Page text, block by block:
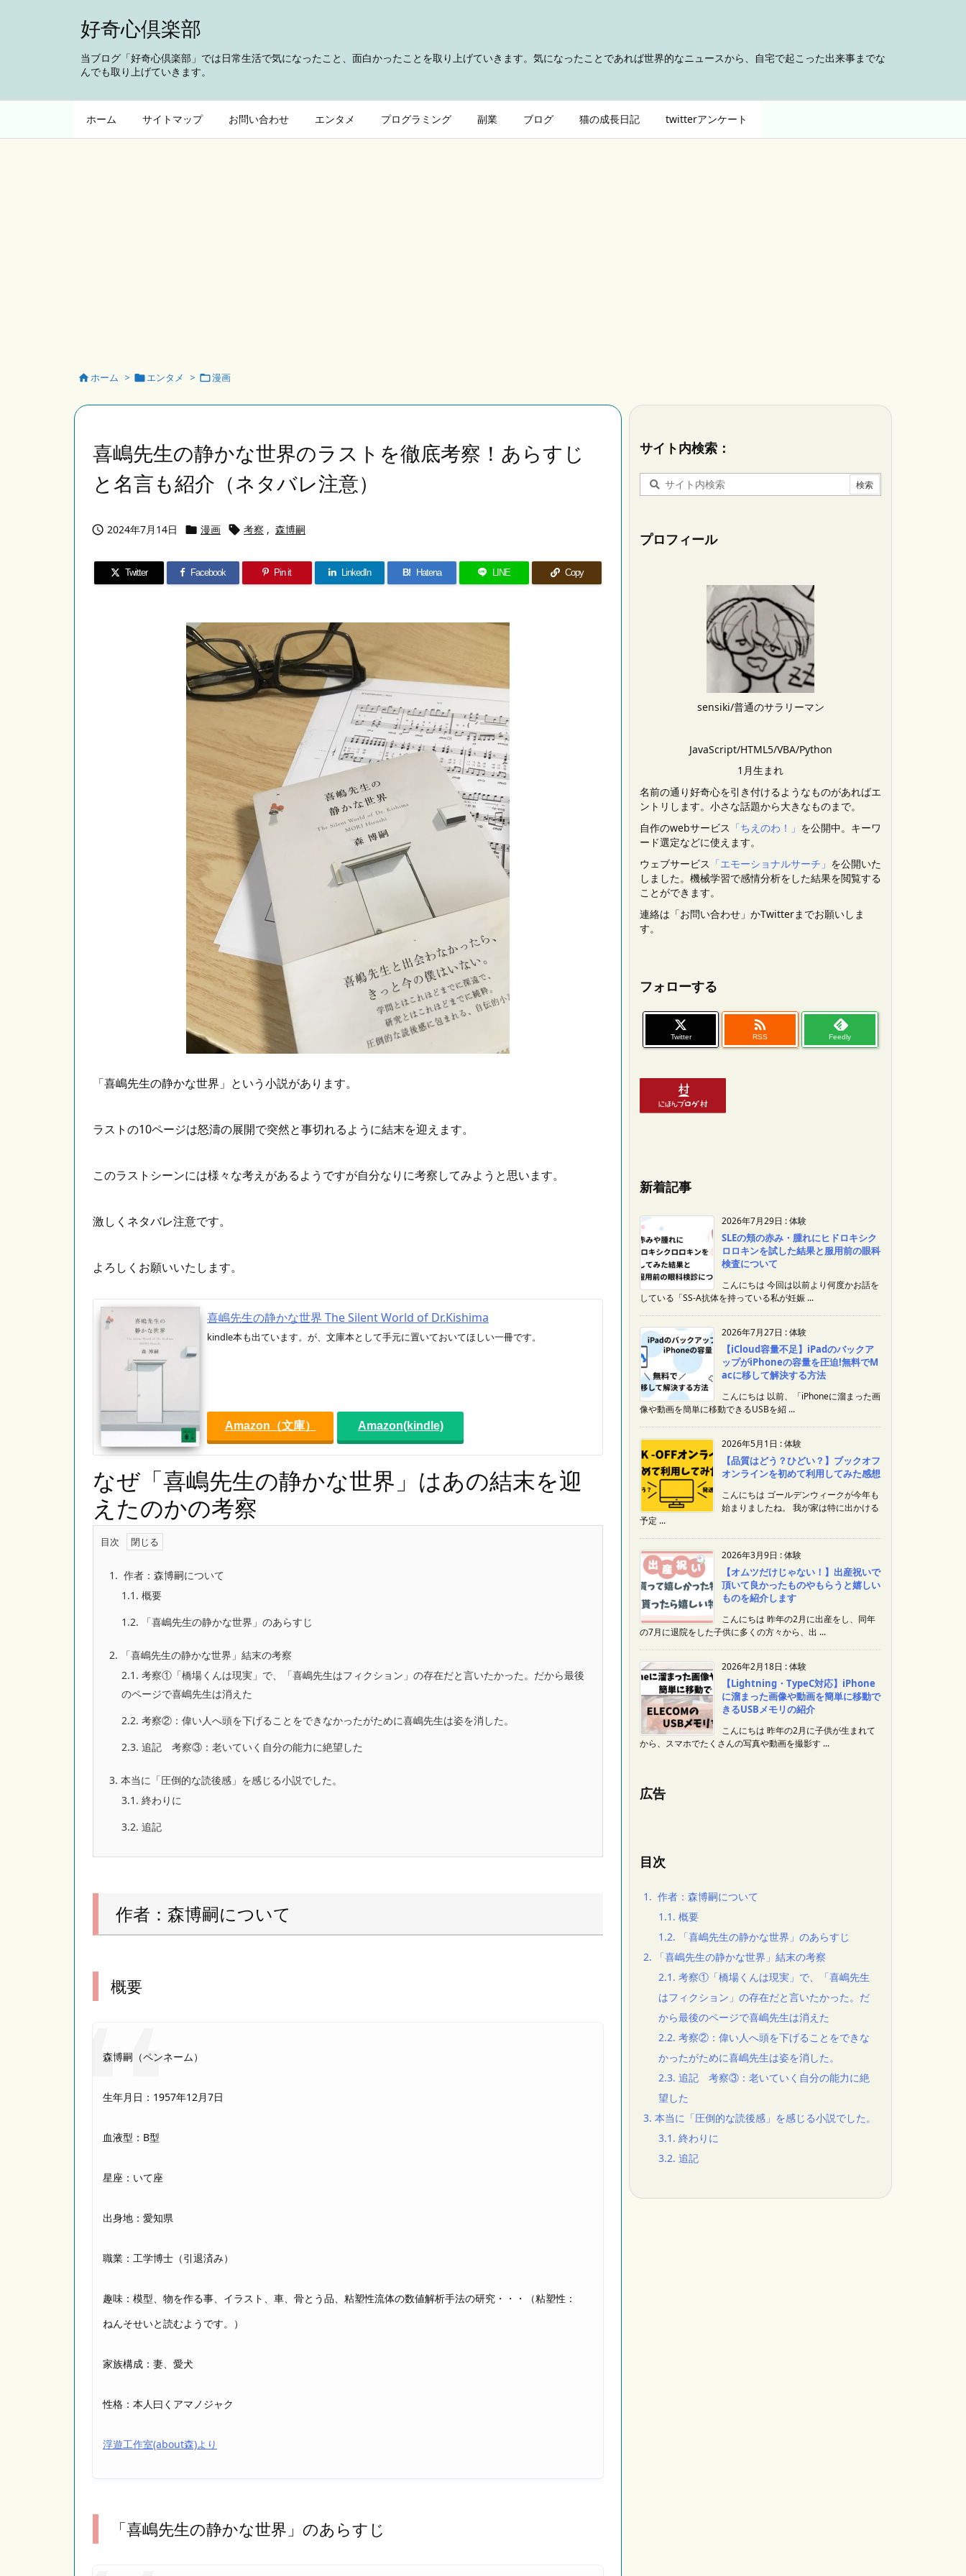
好奇心倶楽部
当ブログ「好奇心倶楽部」では日常生活で気になったこと、面白かったことを取り上げていきます。気になったことであれば世界的なニュースから、自宅で起こった出来事までな
んでも取り上げていきます。
ホーム サイトマップ お問い合わせ エンタメ プログラミング 副業 ブログ 猫の成長日記 twitterアンケート
ホーム > エンタメ > 漫画
喜嶋先生の静かな世界のラストを徹底考察！あらすじ
と名言も紹介（ネタバレ注意）
 2024年7月14日  漫画  考察 , 森博嗣
Twitter Facebook Pin it LinkedIn B! Hatena LINE Copy
「喜嶋先生の静かな世界」という小説があります。
ラストの10ページは怒濤の展開で突然と事切れるように結末を迎えます。
このラストシーンには様々な考えがあるようですが自分なりに考察してみようと思います。
激しくネタバレ注意です。
よろしくお願いいたします。
喜嶋先生の静かな世界 The Silent World of Dr.Kishima
kindle本も出ています。が、文庫本として手元に置いておいてほしい一冊です。
Amazon（文庫） Amazon(kindle)
なぜ「喜嶋先生の静かな世界」はあの結末を迎
えたのかの考察
目次
1. 作者：森博嗣について
1.1. 概要
1.2. 「喜嶋先生の静かな世界」のあらすじ
2. 「喜嶋先生の静かな世界」結末の考察
2.1. 考察①「橋場くんは現実」で、「喜嶋先生はフィクション」の存在だと言いたかった。だから最後
のページで喜嶋先生は消えた
2.2. 考察②：偉い人へ頭を下げることをできなかったがために喜嶋先生は姿を消した。
2.3. 追記 考察③：老いていく自分の能力に絶望した
3. 本当に「圧倒的な読後感」を感じる小説でした。
3.1. 終わりに
3.2. 追記
作者：森博嗣について
概要
森博嗣（ペンネーム）
生年月日：1957年12月7日
血液型：B型
星座：いて座
出身地：愛知県
職業：工学博士（引退済み）
趣味：模型、物を作る事、イラスト、車、骨とう品、粘塑性流体の数値解析手法の研究・・・（粘塑性：
ねんそせいと読むようです。）
家族構成：妻、愛犬
性格：本人曰くアマノジャク
浮遊工作室(about森)より
「喜嶋先生の静かな世界」のあらすじ
サイト内検索：
プロフィール
sensiki/普通のサラリーマン
JavaScript/HTML5/VBA/Python
1月生まれ
名前の通り好奇心を引き付けるようなものがあればエ
ントリします。小さな話題から大きなものまで。
自作のwebサービス 「ちえのわ！」 を公開中。キーワ
ード選定などに使えます。
ウェブサービス 「エモーショナルサーチ」 を公開いた
しました。機械学習で感情分析をした結果を閲覧する
ことができます。
連絡は「お問い合わせ」かTwitterまでお願いしま
す。
フォローする
Twitter

RSS Feedly
新着記事
2026年7月29日 :体験
SLEの頬の赤み・腫れにヒドロキシク
ロロキンを試した結果と服用前の眼科
検査について
こんにちは 今回は以前より何度かお話を
している「SS-A抗体を持っている私が妊娠 ...
2026年7月27日 :体験
【iCloud容量不足】iPadのバックア
ップがiPhoneの容量を圧迫!無料でM
acに移して解決する方法
こんにちは 以前、「iPhoneに溜まった画
像や動画を簡単に移動できるUSBを紹 ...
2026年5月1日 :体験
【品質はどう？ひどい？】ブックオフ
オンラインを初めて利用してみた感想
こんにちは ゴールデンウィークが今年も
始まりましたね。 我が家は特に出かける
予定 ...
2026年3月9日 :体験
【オムツだけじゃない！】出産祝いで
頂いて良かったものやもらうと嬉しい
ものを紹介します
こんにちは 昨年の2月に出産をし、同年
の7月に退院をした子供に多くの方々から、出 ...
2026年2月18日 :体験
【Lightning・TypeC対応】iPhone
に溜まった画像や動画を簡単に移動で
きるUSBメモリの紹介
こんにちは 昨年の2月に子供が生まれて
から、スマホでたくさんの写真や動画を撮影す ...
広告
目次
1. 作者：森博嗣について
1.1. 概要
1.2. 「喜嶋先生の静かな世界」のあらすじ
2. 「喜嶋先生の静かな世界」結末の考察
2.1. 考察①「橋場くんは現実」で、「喜嶋先生
はフィクション」の存在だと言いたかった。だ
から最後のページで喜嶋先生は消えた
2.2. 考察②：偉い人へ頭を下げることをできな
かったがために喜嶋先生は姿を消した。
2.3. 追記 考察③：老いていく自分の能力に絶
望した
3. 本当に「圧倒的な読後感」を感じる小説でした。
3.1. 終わりに
3.2. 追記